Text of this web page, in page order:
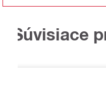
Súvisiace